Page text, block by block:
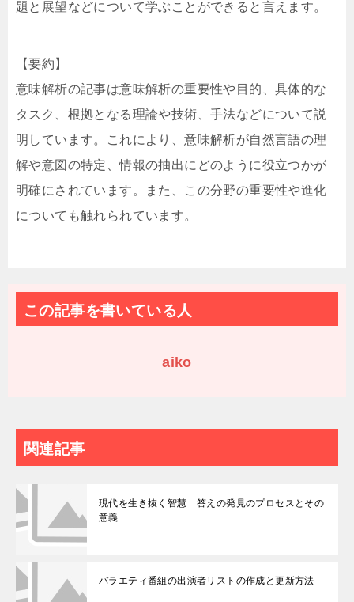
題と展望などについて学ぶことができると言えます。
【要約】
意味解析の記事は意味解析の重要性や目的、具体的な
タスク、根拠となる理論や技術、手法などについて説
明しています。これにより、意味解析が自然言語の理
解や意図の特定、情報の抽出にどのように役立つかが
明確にされています。また、この分野の重要性や進化
についても触れられています。
この記事を書いている人
aiko
関連記事
現代を生き抜く智慧 答えの発見のプロセスとその
意義
バラエティ番組の出演者リストの作成と更新方法